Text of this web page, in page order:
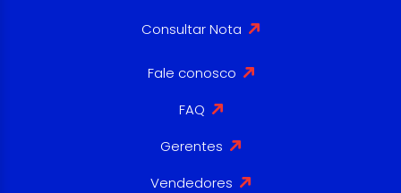
Consultar Nota
Fale conosco
FAQ
Gerentes
Vendedores